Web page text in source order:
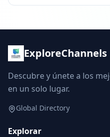
ExploreChannels
Descubre y únete a los
en un solo lugar.
Global Directory
Explorar